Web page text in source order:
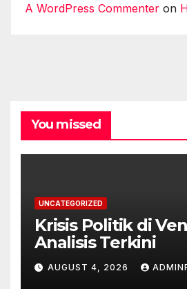
A WordPress Commenter on
You missed
UNCATEGORIZED
Krisis Politik di
Analisis Terkini
AUGUST 4, 2026